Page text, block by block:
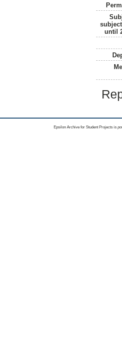
until
Epsilon Archive for Student Projects is